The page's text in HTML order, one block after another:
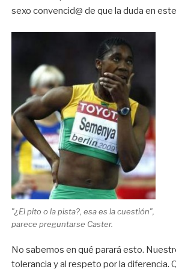
sexo convencid@ de que la duda en
"¿El pito o la pista?, esa es la cuestión",
parece preguntarse Caster.
No sabemos en qué parará esto.
tolerancia y al respeto por la diferencia.